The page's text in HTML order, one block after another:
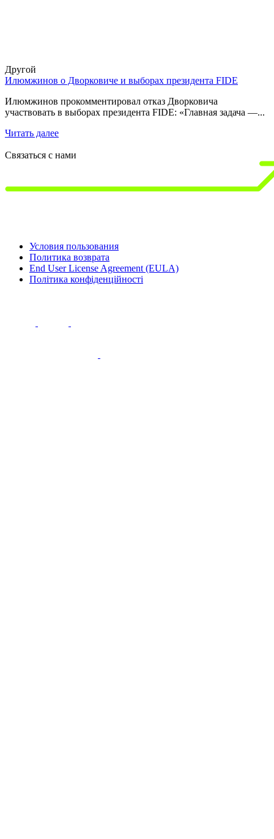
Другой
Илюмжинов о Дворковиче и выборах президента FIDE
Илюмжинов прокомментировал отказ Дворковича
участвовать в выборах президента FIDE: «Главная задача —...
Читать далее
Связаться с нами
Условия пользования
Политика возврата
End User License Agreement (EULA)
Політика конфіденційності